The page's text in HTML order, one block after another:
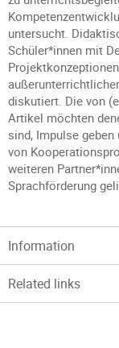
untersucht.
Schüler*innen mit
diskutiert. Die von
Artikel möchten
sind, Impulse geben
von
weiteren
Sprachförderung
Information
Related links